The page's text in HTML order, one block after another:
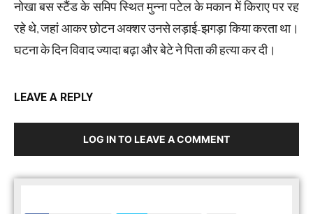
नोखा बस स्टैंड के समिप स्थित मुन्ना पटेल के मकान में किराए पर रह
रहे थे, जहां आकर छोटन अक्शर उनसे लड़ाई-झगड़ा किया करता था।
घटना के दिन विवाद ज्यादा बढ़ा और बेटे ने पिता की हत्या कर दी।
LEAVE A REPLY
LOG IN TO LEAVE A COMMENT